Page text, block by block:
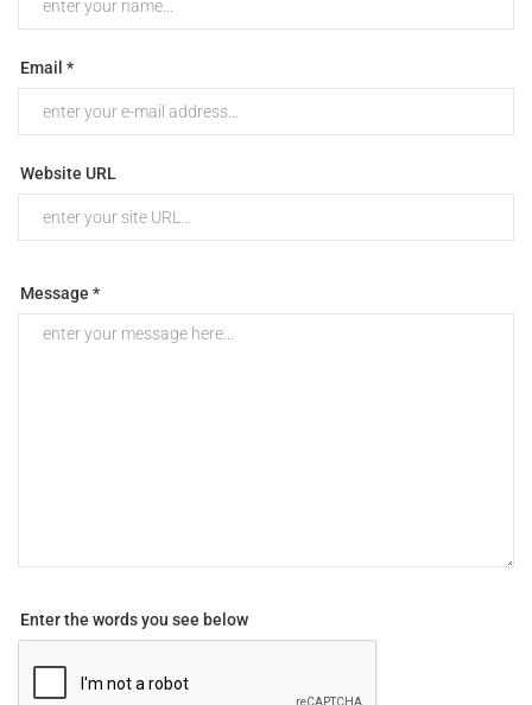
Email *
Website URL
Message *
Enter the words you see below